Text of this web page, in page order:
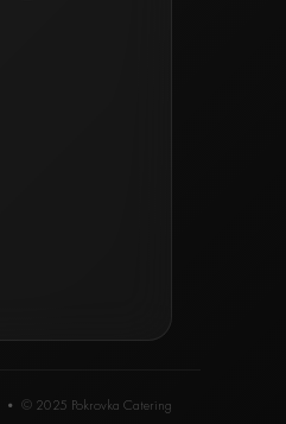
• © 2025 Pokrovka Catering